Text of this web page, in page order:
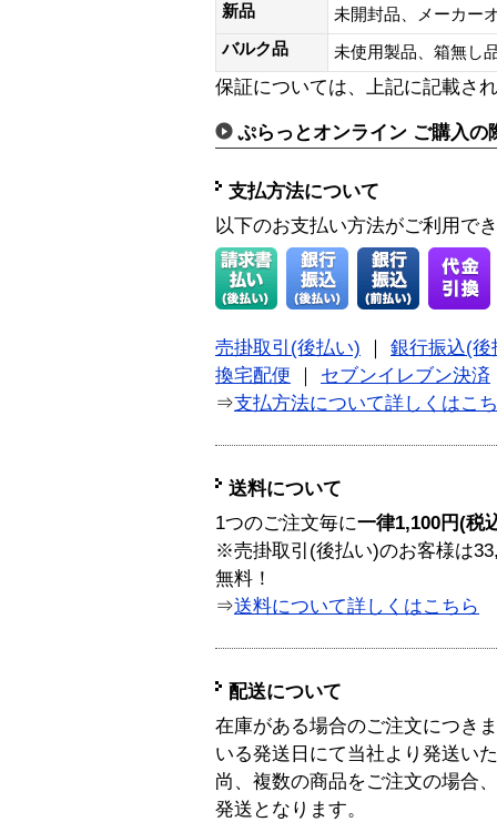
新品
未開封品、メーカー
バルク品
未使用製品、箱無
保証については、上記に記載さ
ぷらっとオンライン ご購入の
支払方法について
以下のお支払い方法がご利用で
売掛取引(後払い)
銀行振込(後
換宅配便
セブンイレブン決済
⇒支払方法について詳しくはこ
送料について
1つのご注文毎に一律1,100円(税
※売掛取引(後払い)のお客様は
無料！
⇒送料について詳しくはこちら
配送について
在庫がある場合のご注文につき
いる発送日にて当社より発送い
尚、複数の商品をご注文の場合
発送となります。